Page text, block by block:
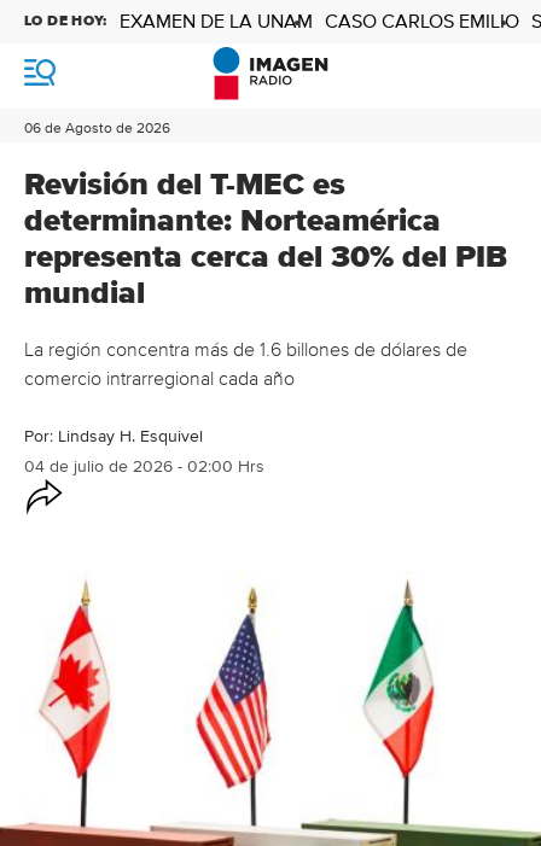
M
n
06 de Agosto de 2026
LO DE HOY: EXAMEN DE LA UNAM CASO CARLOS EMILIO
Revisión del T-MEC es
determinante: Norteamérica
representa cerca del 30% del PIB
mundial
La región concentra más de 1.6 billones de dólares de
comercio intrarregional cada año
Por: Lindsay H. Esquivel
04 de julio de 2026 - 02:00 Hrs
s
d
e
o
m
p
a
r